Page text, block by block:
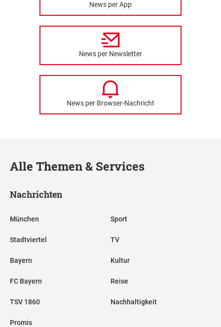
News per App
News per Newsletter
News per Browser-Nachricht
Alle Themen & Services
Nachrichten
München
Stadtviertel
Bayern
FC Bayern
TSV 1860
Promis
Sport
TV
Kultur
Reise
Nachhaltigkeit